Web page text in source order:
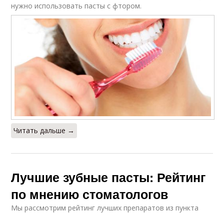
нужно использовать пасты с фтором.
Читать дальше →
Лучшие зубные пасты: Рейтинг
по мнению стоматологов
Мы рассмотрим рейтинг лучших препаратов из пункта